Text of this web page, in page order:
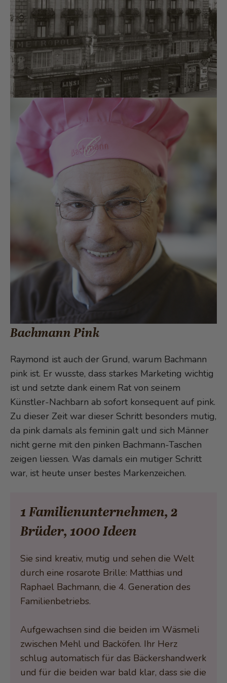
Bachmann Pink
Raymond ist auch der Grund, warum Bachmann
pink ist. Er wusste, dass starkes Marketing wichtig
ist und setzte dank einem Rat von seinem
Künstler-Nachbarn ab sofort konsequent auf pink.
Zu dieser Zeit war dieser Schritt besonders mutig,
da pink damals als feminin galt und sich Männer
nicht gerne mit den pinken Bachmann-Taschen
zeigen liessen. Was damals ein mutiger Schritt
war, ist heute unser bestes Markenzeichen.
1 Familienunternehmen, 2
Brüder, 1000 Ideen
Sie sind kreativ, mutig und sehen die Welt
durch eine rosarote Brille: Matthias und
Raphael Bachmann, die 4. Generation des
Familienbetriebs.
Aufgewachsen sind die beiden im Wäsmeli
zwischen Mehl und Backöfen. Ihr Herz
schlug automatisch für das Bäckershandwerk
und für die beiden war bald klar, dass sie die